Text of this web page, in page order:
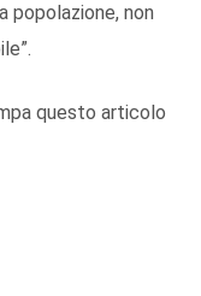
popolazione, non
questo articolo